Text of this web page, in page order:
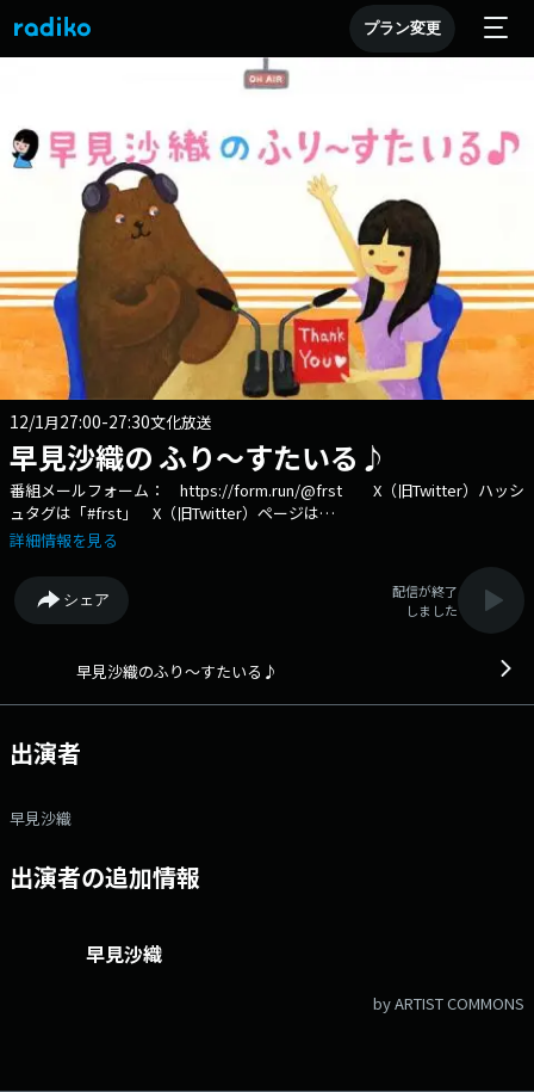
プラン変更
12/1月27:00-27:30文化放送
早見沙織の ふり～すたいる♪
番組メールフォーム： https://form.run/@frst X（旧Twitter）ハッシ
ュタグは「#frst」 X（旧Twitter）ページは
「https://twitter.com/hs_frst」 地上波：月 27:00～27:30
ぞける３０分♪ 番組タイトル”ふり〜すたいる”の名の通り、自由に、そ
して、自然体で素のお喋りをお届けします 文化放送公式X（旧
Twitter）アカウントは「@joqrpr」 文化放送公式X（旧Twitter）ハッシ
「https://www.facebook.com/1134joqr」 文化放送公式LINEは
詳細情報を見る
シェア
配信が終了
しました
早見沙織のふり～すたいる♪
出演者
早見沙織
出演者の追加情報
早見沙織
by ARTIST COMMONS